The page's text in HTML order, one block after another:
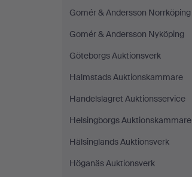
Gomér & Andersson Norrköping
Gomér & Andersson Nyköping
Göteborgs Auktionsverk
Halmstads Auktionskammare
Handelslagret Auktionsservice
Helsingborgs Auktionskammare
Hälsinglands Auktionsverk
Höganäs Auktionsverk